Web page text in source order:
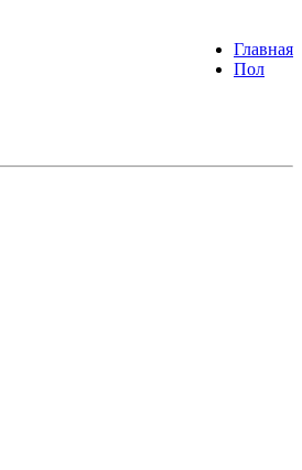
Главная
Пол